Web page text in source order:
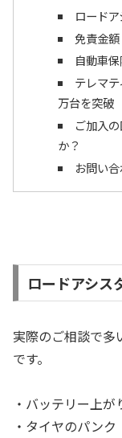
ロード
免責金
自動車
テレマ
万台を突破
ご加入
か？
お問い
ロードアシス
実際のご相談で多
です。
・バッテリー上が
・タイヤのパンク